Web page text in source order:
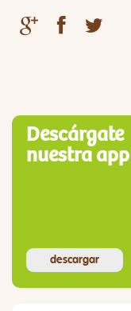
Descárgate
nuestra app
descargar